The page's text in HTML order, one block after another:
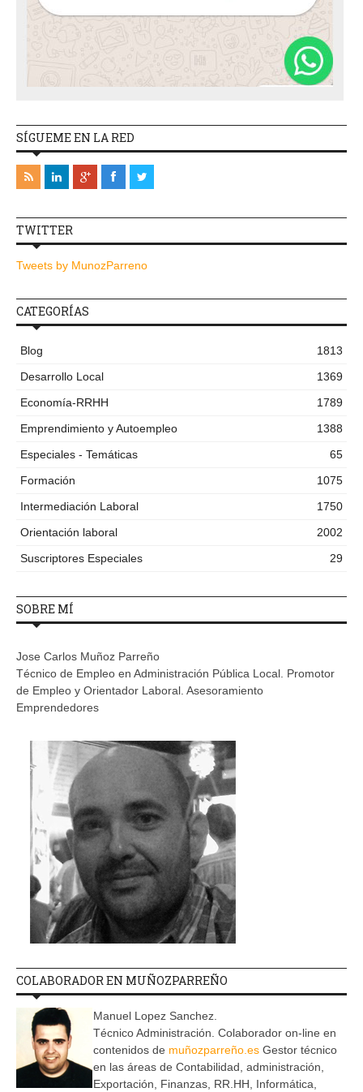
SÍGUEME EN LA RED
TWITTER
Tweets by MunozParreno
CATEGORÍAS
Blog
1813
Desarrollo Local
1369
Economía-RRHH
1789
Emprendimiento y Autoempleo
1388
Especiales - Temáticas
65
Formación
1075
Intermediación Laboral
1750
Orientación laboral
2002
Suscriptores Especiales
29
SOBRE MÍ
Jose Carlos Muñoz Parreño
Técnico de Empleo en Administración Pública Local. Promotor
de Empleo y Orientador Laboral. Asesoramiento
Emprendedores
COLABORADOR EN MUÑOZPARREÑO
Manuel Lopez Sanchez.
Técnico Administración. Colaborador on-line en
contenidos de muñozparreño.es Gestor técnico
en las áreas de Contabilidad, administración,
Exportación, Finanzas, RR.HH, Informática,